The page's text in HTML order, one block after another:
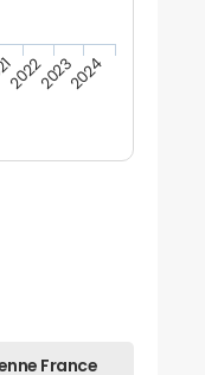
202220232024
France